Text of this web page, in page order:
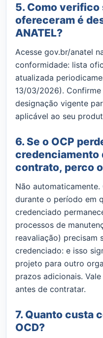
5. Como verifico
ofereceram é
ANATEL?
Acesse gov.br/anatel
conformidade: lista
atualizada
13/03/2026).
designação vigente
aplicável ao seu
6. Se o OCP
credenciamento
contrato, perco
Não
durante o período em
credenciado
processos de
reavaliação) precisam
credenciado: e isso
projeto para outro
prazos adicionais.
antes de contratar.
7. Quanto custa
OCD?